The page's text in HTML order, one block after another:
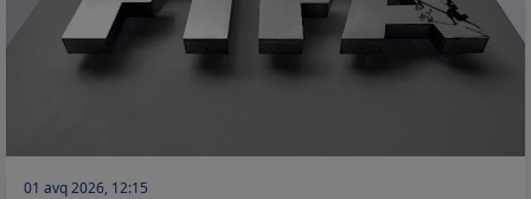
01 avq 2026, 12:15